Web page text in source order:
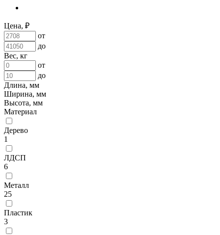
Цена, ₽
от
до
Вес, кг
от
до
Длина, мм
Ширина, мм
Высота, мм
Материал
Дерево
1
ЛДСП
6
Металл
25
Пластик
3